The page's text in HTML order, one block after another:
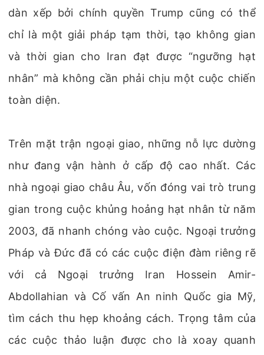
dàn xếp bởi chính quyền Trump cũng có thể
chỉ là một giải pháp tạm thời, tạo không gian
và thời gian cho Iran đạt được “ngưỡng hạt
nhân” mà không cần phải chịu một cuộc chiến
toàn diện.
Trên mặt trận ngoại giao, những nỗ lực dường
như đang vận hành ở cấp độ cao nhất. Các
nhà ngoại giao châu Âu, vốn đóng vai trò trung
gian trong cuộc khủng hoảng hạt nhân từ năm
2003, đã nhanh chóng vào cuộc. Ngoại trưởng
Pháp và Đức đã có các cuộc điện đàm riêng rẽ
với cả Ngoại trưởng Iran Hossein Amir-
Abdollahian và Cố vấn An ninh Quốc gia Mỹ,
tìm cách thu hẹp khoảng cách. Trọng tâm của
các cuộc thảo luận được cho là xoay quanh